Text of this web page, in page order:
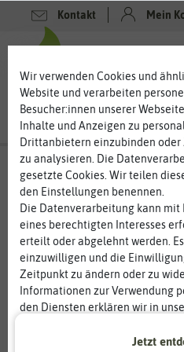
Kontakt Mein
-80%
Wir verwenden Cookies und
Website und verarbeiten
Besucher:innen unserer Webseite
Inhalte und Anzeigen zu
Drittanbietern einzubinden oder
zu analysieren. Die
gesetzte Cookies. Wir teilen
den Einstellungen benennen.
Die Datenverarbeitung kann
eines berechtigten Interesses
erteilt oder abgelehnt werden.
einzuwilligen und die
Zeitpunkt zu ändern oder zu
Informationen zur Verwendung
den Diensten erklären wir in
Jetzt